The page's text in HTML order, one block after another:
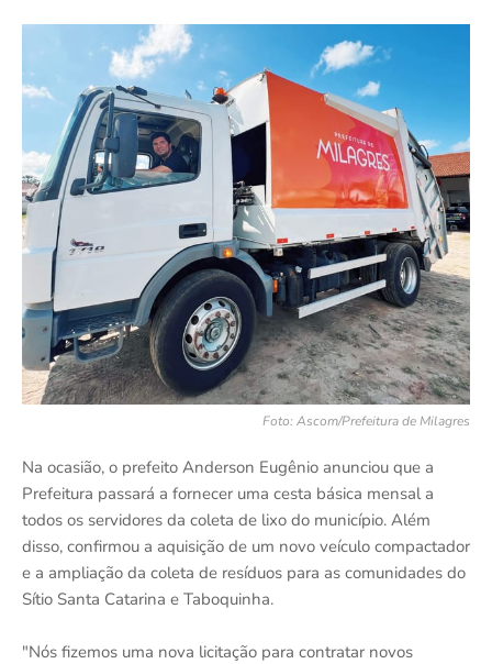
Foto: Ascom/Prefeitura de Milagres
Na ocasião, o prefeito Anderson Eugênio anunciou que a
Prefeitura passará a fornecer uma cesta básica mensal a
todos os servidores da coleta de lixo do município. Além
disso, confirmou a aquisição de um novo veículo compactador
e a ampliação da coleta de resíduos para as comunidades do
Sítio Santa Catarina e Taboquinha.
"Nós fizemos uma nova licitação para contratar novos